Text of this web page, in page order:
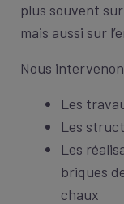
plus souvent
mais aussi sur
Nous
Les
Les
Les
briques
chaux